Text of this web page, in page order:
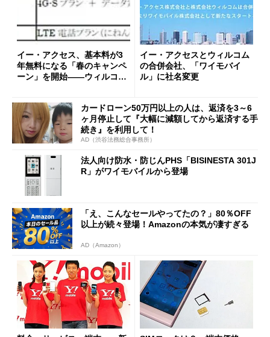
イー・アクセス、基本料が3
年無料になる「春のキャンペ
ーン」を開始――ウィルコム
イー・アクセスとウィルコム
の合併会社、「ワイモバイ
ル」に社名変更
カードローン50万円以上の人は、返済を3～6
ヶ月停止して『大幅に減額してから返済する手
続き』を利用して！
AD（渋谷法務総合事務所）
法人向け防水・防じんPHS「BISINESTA 301J
R」がワイモバイルから登場
「え、こんなセールやってたの？」80％OFF
以上が続々登場！Amazonの本気が凄すぎる
AD（Amazon）